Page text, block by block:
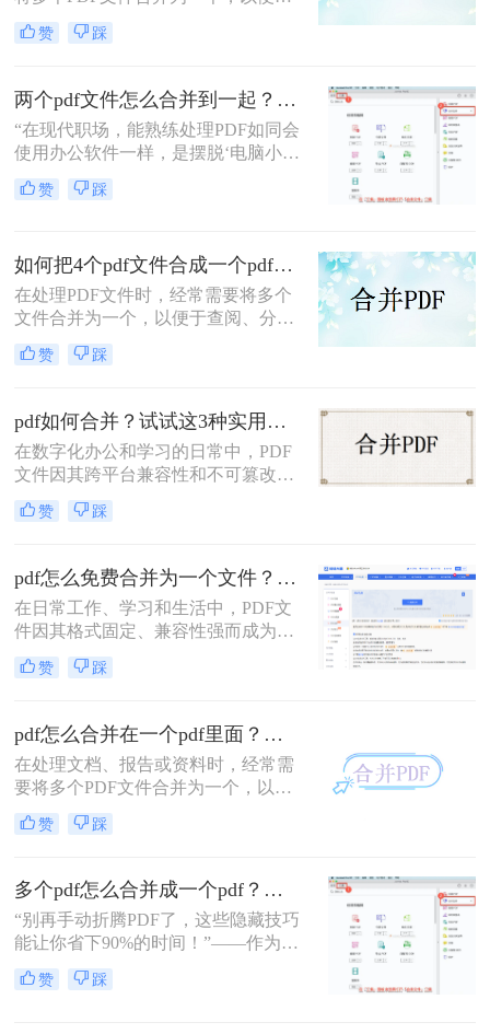
查阅和分享。那么如何把pdf合并在一
起呢？本文将介绍三种常用的PDF合
赞 踩
两个pdf文件怎么合并到一起？3分钟教会你5种专业方法，最后一招绝了！
“在现代职场，能熟练处理PDF如同会
使用办公软件一样，是摆脱‘电脑小
白’标签、提升个人效率的隐形核心竞
争力。”——小编“领导刚把项目合同
急的！”这样的场景，你是否熟悉？
赞 踩
如何把4个pdf文件合成一个pdf？这3种合成方法请务必学会！
在处理PDF文件时，经常需要将多个
文件合并为一个，以便于查阅、分享
或存储。那么如何把4个pdf文件合成
一个pdf呢？本文将介绍三种将4个
赞 踩
pdf如何合并？试试这3种实用合并方法！
在数字化办公和学习的日常中，PDF
文件因其跨平台兼容性和不可篡改性
而广受欢迎。然而，当需要处理多个
PDF文件时，将它们合并成一个文件
并呢？本文将介绍三种合并PDF文件
的方法。
赞 踩
pdf怎么免费合并为一个文件？五种免费合并方法详解！
在日常工作、学习和生活中，PDF文
件因其格式固定、兼容性强而成为文
档交换的主流格式。然而，我们经常
遇到需要将多个PDF文件合并为一个
提交组合文档。虽然市面上有众多付
费软件提供PDF编辑功能，但免费方
案同样能高效完成任务。那么pdf怎么
免费合并为一个文件呢？本文将系统
介绍五种免费合并PDF文件的方法，
涵盖在线工具、桌面软件、命令行及
求。
赞 踩
pdf怎么合并在一个pdf里面？这二种合并方法了解下！
在处理文档、报告或资料时，经常需
要将多个PDF文件合并为一个，以便
于查阅和管理。那么pdf怎么合并在一
个pdf里面呢？本文将介绍两种将多个
赞 踩
多个pdf怎么合并成一个pdf？小编亲测高效方法大公开！
“别再手动折腾PDF了，这些隐藏技巧
能让你省下90%的时间！”——作为从
事电脑办公软件测评多年的博主，小
编经常收到读者关于PDF合并的求
赞 踩